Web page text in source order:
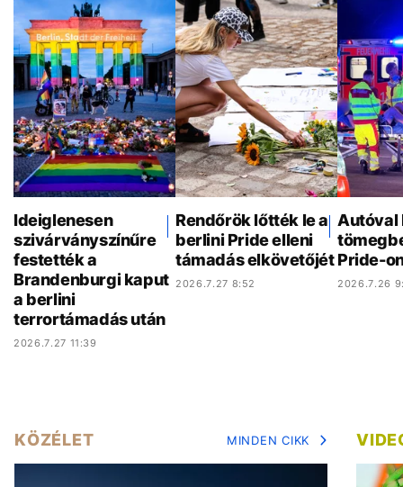
Ideiglenesen
szivárványszínűre
festették a
Brandenburgi kaput
a berlini
terrortámadás után
2026.7.27 11:39
Rendőrök lőtték le a
berlini Pride elleni
támadás elkövetőjét
2026.7.27 8:52
Autóval
Pride-
2026.7.26
KÖZÉLET MINDEN CIKK